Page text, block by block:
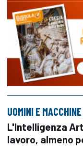
UOMINI E MACCHINE
L'Intelligenza
lavoro, almeno